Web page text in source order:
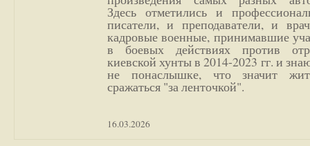
Здесь отметились и
писатели, и преподаватели, и
кадровые военные, принимавшие
в боевых действиях против
киевской хунты в 2014-2023 гг. и
не понаслышке, что значит
сражаться "за ленточкой".
16.03.2026